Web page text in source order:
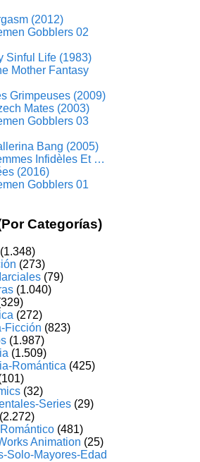
(2012)
Gobblers 02
Sinful Life (1983)
Mother Fantasy
Grimpeuses (2009)
Mates (2003)
Gobblers 03
Bang (2005)
Infidèles Et …
(2016)
Gobblers 01
Categorías)
(1.348)
(273)
(79)
(1.040)
(272)
Ficción (823)
(1.987)
(1.509)
Romántica (425)
(32)
Series (29)
(2.272)
(481)
Animation (25)
Solo-Mayores-Edad